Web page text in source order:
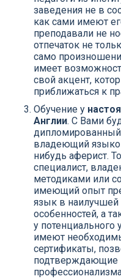
заведения не в
как сами имеют
преподавали не
отпечаток не
само
имеет
свой акцент,
приближаться к
Обучение у
Англии. С Вами
дипломированный
владеющий
нибудь аферист.
специалист,
методиками или
имеющий опыт
язык в наилучшей
особенностей, а
у потенциального
имеют
сертификаты,
подтверждающие